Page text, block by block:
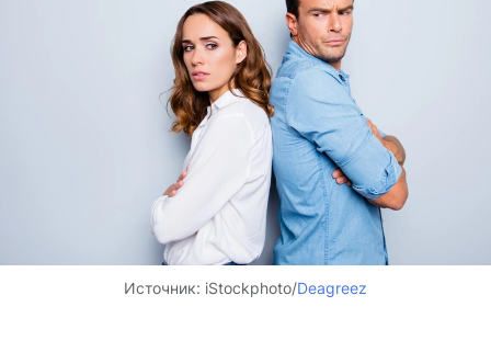
Источник: iStockphoto/Deagreez